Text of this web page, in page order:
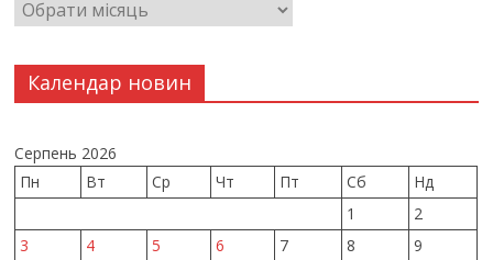
Календар новин
Серпень 2026
Пн
Вт Ср Чт Пт Сб
Нд
1
2
3
4 5 6 7 8
9